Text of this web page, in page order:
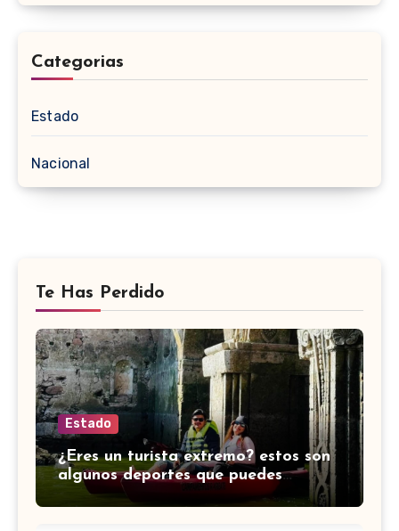
Categorias
Estado
Nacional
Te Has Perdido
Estado
¿Eres un turista extremo? estos son
algunos deportes que puedes
practicar en Guanajuato